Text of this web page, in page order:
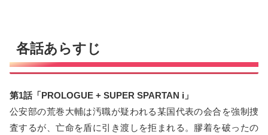
各話あらすじ
第1話「PROLOGUE + SUPER SPARTAN i」
公安部の荒巻大輔は汚職が疑われる某国代表の会合を強制捜
査するが、亡命を盾に引き渡しを拒まれる。膠着を破ったの